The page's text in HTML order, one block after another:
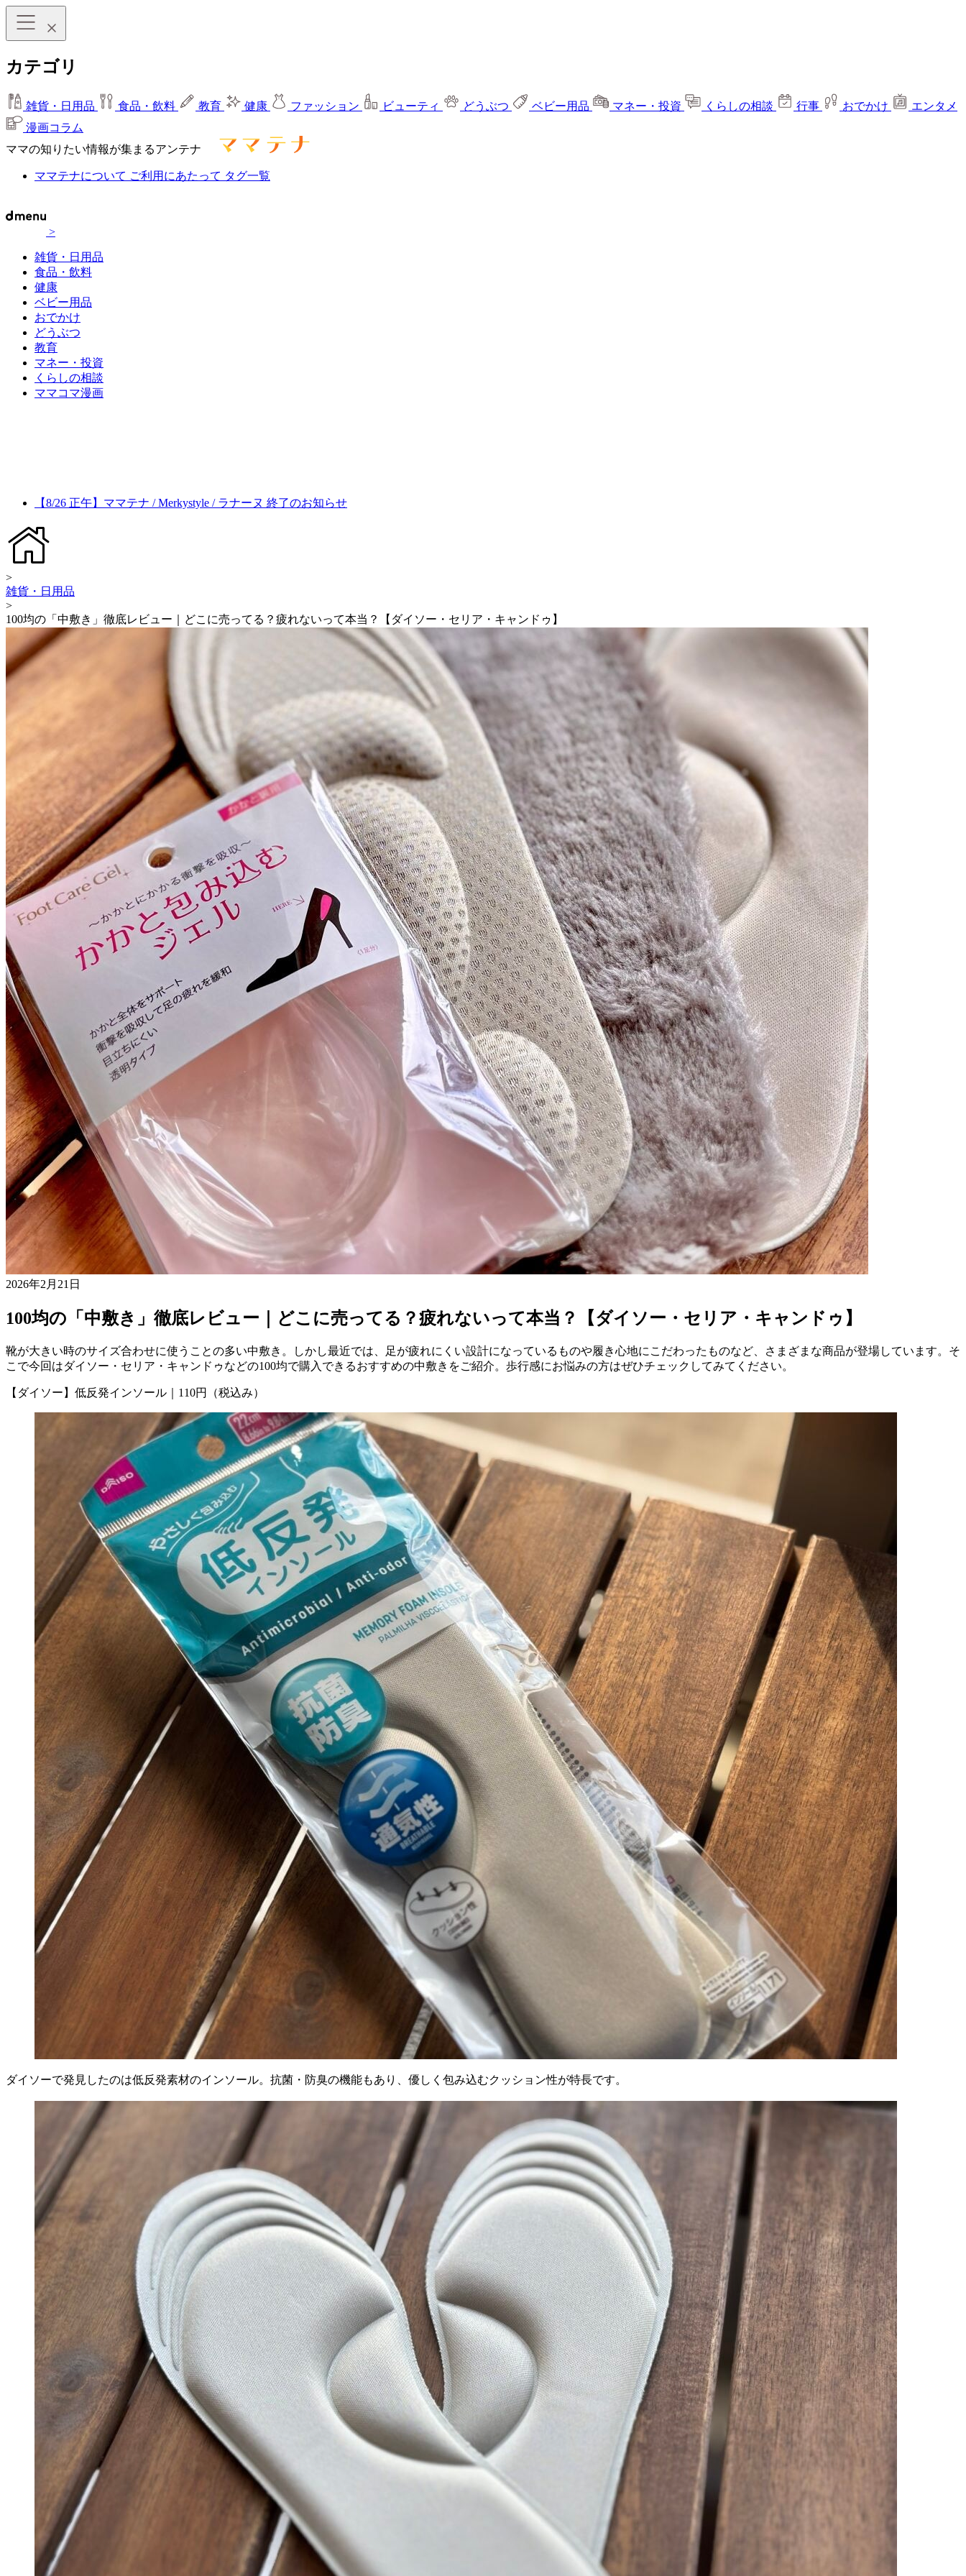
カテゴリ
雑貨・日用品 食品・飲料 教育 健康 ファッション ビューティ どうぶつ ベビー用品 マネー・投資 くらしの相談 行事 おでかけ
エンタメ
漫画コラム
ママの知りたい情報が集まるアンテナ
ママテナについて ご利用にあたって タグ一覧
>
雑貨・日用品
食品・飲料
健康
ベビー用品
おでかけ
どうぶつ
教育
マネー・投資
くらしの相談
ママコマ漫画
【8/26 正午】ママテナ / Merkystyle / ラナーヌ 終了のお知らせ
>
雑貨・日用品
>
100均の「中敷き」徹底レビュー｜どこに売ってる？疲れないって本当？【ダイソー・セリア・キャンドゥ】
2026年2月21日
100均の「中敷き」徹底レビュー｜どこに売ってる？疲れないって本当？【ダイソー・セリア・キャンドゥ】
靴が大きい時のサイズ合わせに使うことの多い中敷き。しかし最近では、足が疲れにくい設計になっているものや履き心地にこだわったものなど、さまざまな商品が登場しています。そ
こで今回はダイソー・セリア・キャンドゥなどの100均で購入できるおすすめの中敷きをご紹介。歩行感にお悩みの方はぜひチェックしてみてください。
【ダイソー】低反発インソール｜110円（税込み）
ダイソーで発見したのは低反発素材のインソール。抗菌・防臭の機能もあり、優しく包み込むクッション性が特長です。